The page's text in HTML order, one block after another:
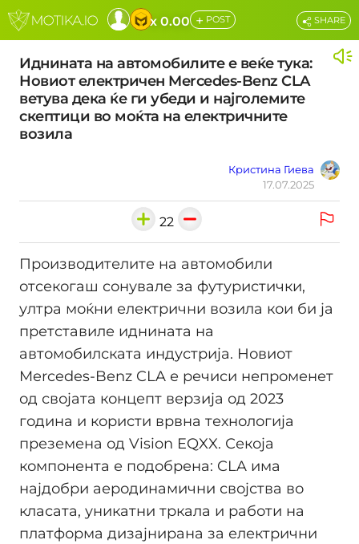
x 0.00 + POST
Иднината на автомобилите е веќе тука:
Новиот електричен Mercedes-Benz CLA
ветува дека ќе ги убеди и најголемите
скептици во моќта на електричните
возила
Кристина Гиева
17.07.2025
SHARE
22
Производителите на автомобили
отсекогаш сонувале за футуристички,
ултра моќни електрични возила кои би ја
претставиле иднината на
автомобилската индустрија. Новиот
Mercedes-Benz CLA е речиси непроменет
од својата концепт верзија од 2023
година и користи врвна технологија
преземена од Vision EQXX. Секоја
компонента е подобрена: CLA има
најдобри аеродинамични својства во
класата, уникатни тркала и работи на
платформа дизајнирана за електрични